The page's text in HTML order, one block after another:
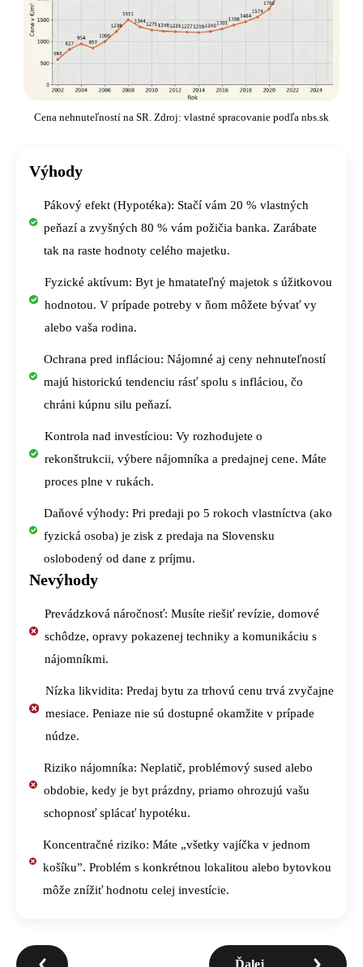
Cena nehnuteľností na SR. Zdroj: vlastné spracovanie podľa nbs.sk
Výhody
Pákový efekt (Hypotéka): Stačí vám 20 % vlastných
peňazí a zvyšných 80 % vám požičia banka. Zarábate
tak na raste hodnoty celého majetku.
Fyzické aktívum: Byt je hmatateľný majetok s úžitkovou
hodnotou. V prípade potreby v ňom môžete bývať vy
alebo vaša rodina.
Ochrana pred infláciou: Nájomné aj ceny nehnuteľností
majú historickú tendenciu rásť spolu s infláciou, čo
chráni kúpnu silu peňazí.
Kontrola nad investíciou: Vy rozhodujete o
rekonštrukcii, výbere nájomníka a predajnej cene. Máte
proces plne v rukách.
Daňové výhody: Pri predaji po 5 rokoch vlastníctva (ako
fyzická osoba) je zisk z predaja na Slovensku
oslobodený od dane z príjmu.
Nevýhody
Prevádzková náročnosť: Musíte riešiť revízie, domové
schôdze, opravy pokazenej techniky a komunikáciu s
nájomníkmi.
Nízka likvidita: Predaj bytu za trhovú cenu trvá zvyčajne
mesiace. Peniaze nie sú dostupné okamžite v prípade
núdze.
Riziko nájomníka: Neplatič, problémový sused alebo
obdobie, kedy je byt prázdny, priamo ohrozujú vašu
schopnosť splácať hypotéku.
Koncentračné riziko: Máte „všetky vajíčka v jednom
košíku”. Problém s konkrétnou lokalitou alebo bytovkou
môže znížiť hodnotu celej investície.
Ďalej